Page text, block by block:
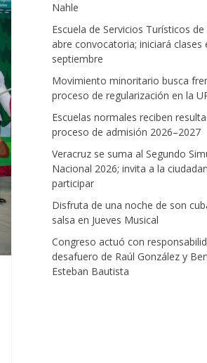
Nahle
Escuela de Servicios Turísticos de
abre convocatoria; iniciará clases
septiembre
Movimiento minoritario busca
proceso de regularización en la
Escuelas normales reciben
proceso de admisión 2026–2027
Veracruz se suma al Segundo
Nacional 2026; invita a la
participar
Disfruta de una noche de son
salsa en Jueves Musical
Congreso actuó con
desafuero de Raúl González y
Esteban Bautista